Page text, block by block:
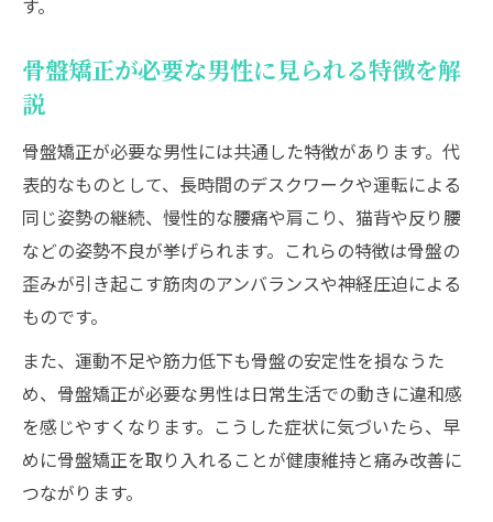
す。
骨盤矯正が必要な男性に見られる特徴を解
説
骨盤矯正が必要な男性には共通した特徴があります。代
表的なものとして、長時間のデスクワークや運転による
同じ姿勢の継続、慢性的な腰痛や肩こり、猫背や反り腰
などの姿勢不良が挙げられます。これらの特徴は骨盤の
歪みが引き起こす筋肉のアンバランスや神経圧迫による
ものです。
また、運動不足や筋力低下も骨盤の安定性を損なうた
め、骨盤矯正が必要な男性は日常生活での動きに違和感
を感じやすくなります。こうした症状に気づいたら、早
めに骨盤矯正を取り入れることが健康維持と痛み改善に
つながります。